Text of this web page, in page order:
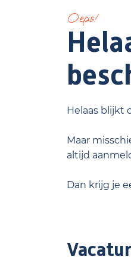
Oeps!
Helaas blijkt
Maar
altijd
Dan krijg je